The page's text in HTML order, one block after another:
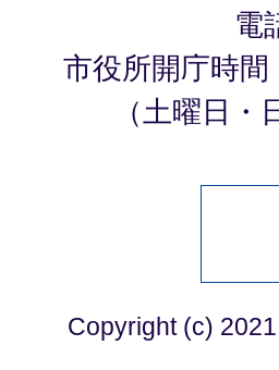
電
市役所開庁時
（土曜日
Copyright (c)